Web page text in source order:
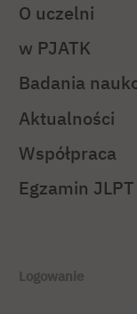
O uczelni
w PJATK
Badania
Aktualności
Współpraca
Egzamin JLPT
Logowanie